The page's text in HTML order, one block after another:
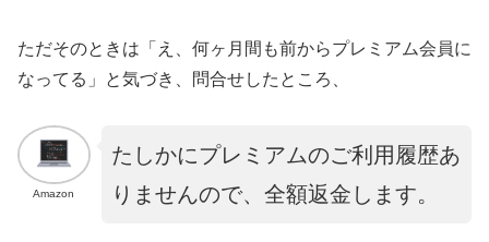
ただそのときは「え、何ヶ月間も前からプレミアム会員に
なってる」と気づき、問合せしたところ、
Amazon
たしかにプレミアムのご利用履歴あ
りませんので、全額返金します。